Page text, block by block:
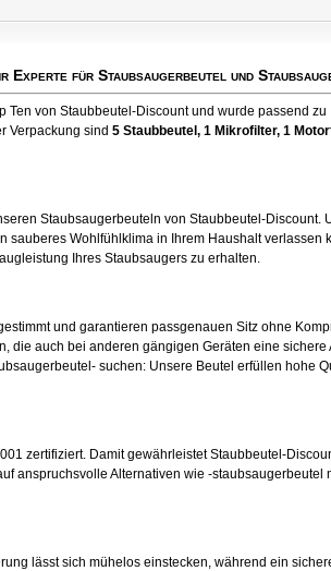
Experte für Staubsaugerbeutel und
Ten von Staubbeutel-Discount und wurde passend zu
Verpackung sind 5 Staubbeutel, 1 Mikrofilter, 1
Staubsaugerbeuteln von Staubbeutel-Discount.
sauberes Wohlfühlklima in Ihrem Haushalt verlassen
Ihres Staubsaugers zu erhalten.
und garantieren passgenauen Sitz ohne
die auch bei anderen gängigen Geräten eine
suchen: Unsere Beutel erfüllen hohe
zertifiziert. Damit gewährleistet Staubbeutel-
anspruchsvolle Alternativen wie -
lässt sich mühelos einstecken, während ein